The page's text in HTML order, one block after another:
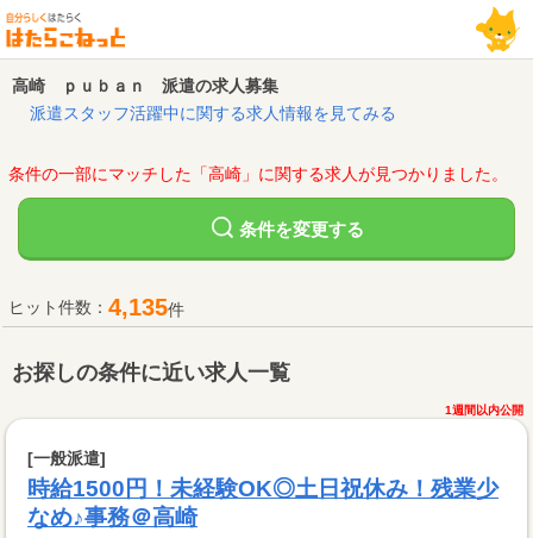
高崎 ｐｕｂａｎ 派遣の求人募集
派遣スタッフ活躍中に関する求人情報を見てみる
条件の一部にマッチした「高崎」に関する求人が見つかりました。
条件を変更する
ヒット件数： 4,135件
お探しの条件に近い求人一覧
1週間以内公開
[一般派遣]
時給1500円！未経験OK◎土日祝休み！残業少
なめ♪事務＠高崎